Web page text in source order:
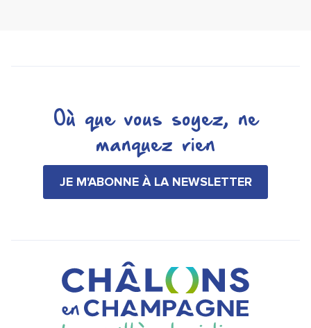
Où que vous soyez, ne
manquez rien
JE M'ABONNE À LA NEWSLETTER